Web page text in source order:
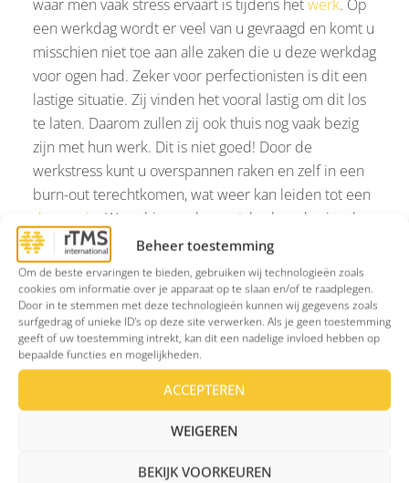
Beheer toestemming
Om de beste ervaringen te bieden, gebruiken wij technologieën zoals
cookies om informatie over je apparaat op te slaan en/of te raadplegen.
Door in te stemmen met deze technologieën kunnen wij gegevens zoals
surfgedrag of unieke ID's op deze site verwerken. Als je geen toestemming
geeft of uw toestemming intrekt, kan dit een nadelige invloed hebben op
bepaalde functies en mogelijkheden.
ACCEPTEREN
WEIGEREN
BEKIJK VOORKEUREN
waar men vaak stress ervaart is tijdens hetwerk. Op
een werkdag wordt er veel van u gevraagd en komt u
misschien niet toe aan alle zaken die u deze werkdag
voor ogen had. Zeker voor perfectionisten is dit een
lastige situatie. Zij vinden het vooral lastig om dit los
te laten. Daarom zullen zij ook thuis nog vaak bezig
zijn met hun werk. Dit is niet goed! Door de
werkstress kunt u overspannen raken en zelf in een
burn-out terechtkomen, wat weer kan leiden tot een
depressie
. Wees hiervan bewust, herken de signalen
en grijp in. Bij uzelf of bij een collega.
Bron: Psychologie Magazine
Je bent hier niet voor